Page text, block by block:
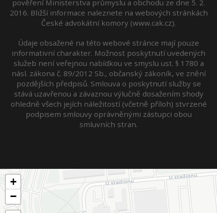
pověření Ministerstva průmyslu a obchodu ze dne 5. 2.
2016. Bližší informace naleznete na webových stránkách
České advokátní komory (www.cak.cz).
Údaje obsažené na této webové stránce mají pouze
informativní charakter. Možnost poskytnutí uvedených
služeb není veřejnou nabídkou ve smyslu ust. § 1780 a
násl. zákona č. 89/2012 Sb., občanský zákoník, ve znění
pozdějších předpisů. Smlouva o poskytnutí služby se
stává uzavřenou a závaznou výlučně dosažením shody
ohledně všech jejích náležitostí (včetně příloh) stvrzené
podpisem smlouvy oprávněnými zástupci obou
smluvních stran.
+
−